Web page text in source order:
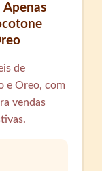
Apenas
de
e Oreo, com
vendas